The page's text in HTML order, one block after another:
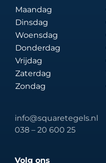
Maandag
Dinsdag
Woensdag
Donderdag
Vrijdag
Zaterdag
Zondag
info@squaretegels.nl
038 – 20 600 25
Volg ons